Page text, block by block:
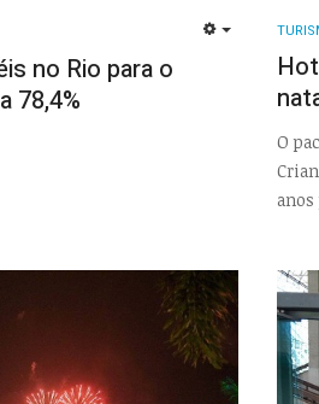
no Rio para o
78,4%
O
anos